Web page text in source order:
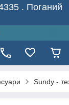
. Поганий
Sundy -